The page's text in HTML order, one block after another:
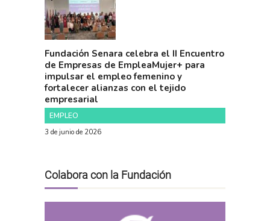
Fundación Senara celebra el II Encuentro
de Empresas de EmpleaMujer+ para
impulsar el empleo femenino y
fortalecer alianzas con el tejido
empresarial
EMPLEO
3 de junio de 2026
Colabora con la Fundación